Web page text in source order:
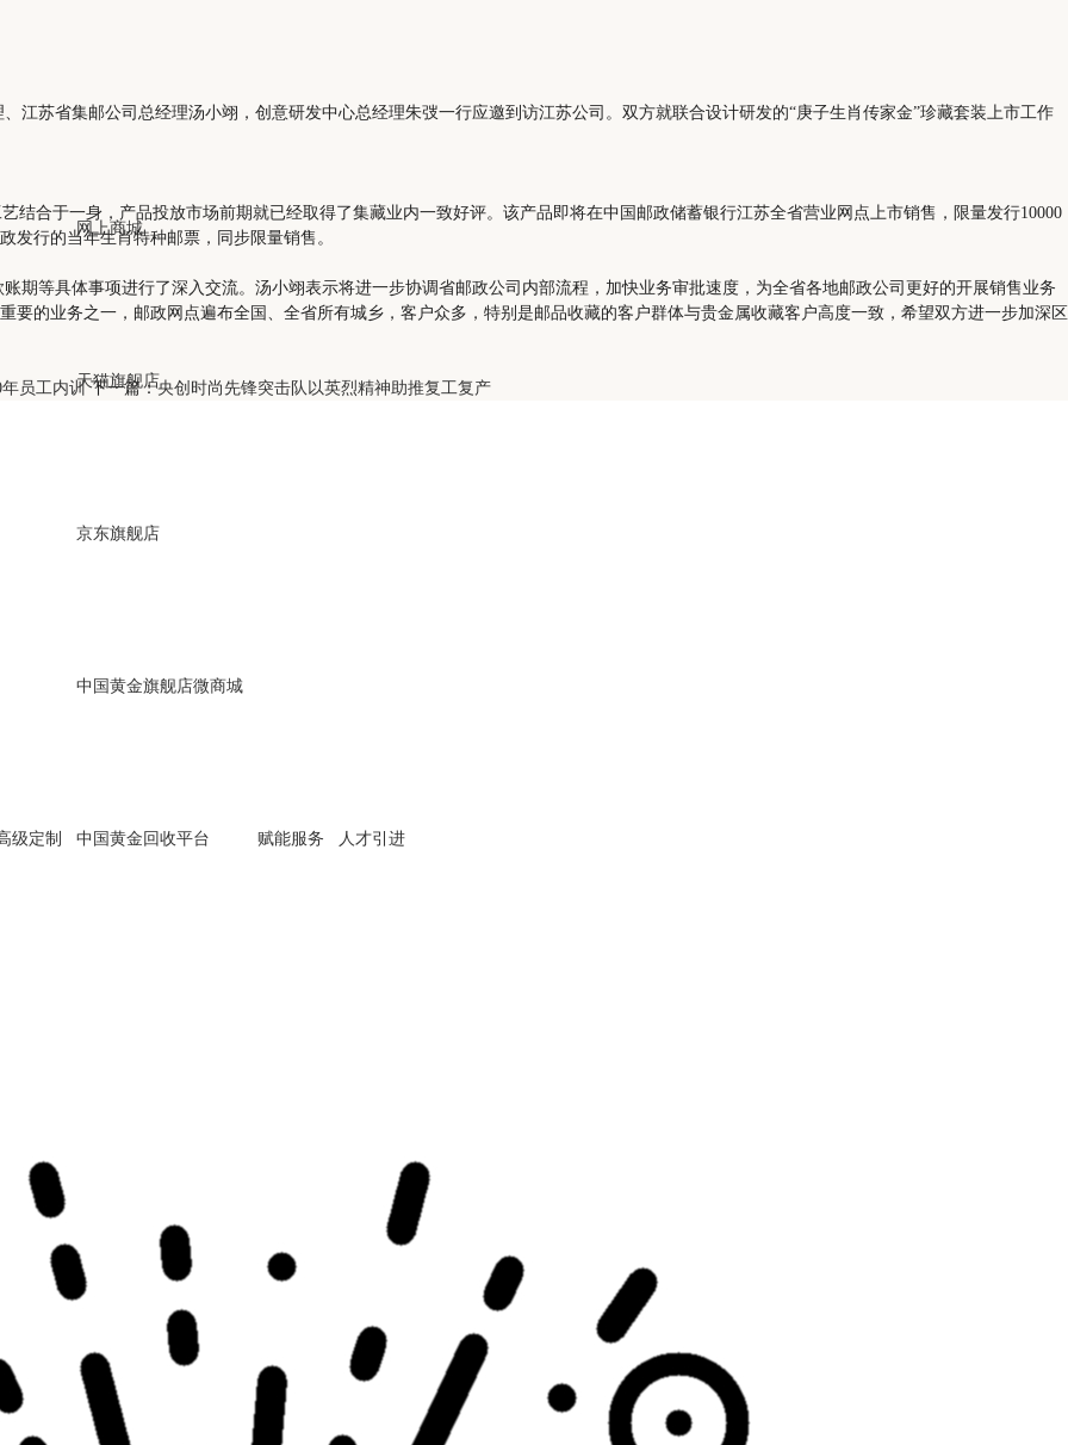
级定制
网上商城
天猫旗舰店
京东旗舰店
中国黄金旗舰店微商城
中国黄金回收平台 赋能服务 人才引进
省集邮公司总经理汤小翊，创意研发中心总经理朱弢一行应邀到访江苏公司。双方就联合设计研发的“庚子生肖传家金”珍藏套装上市工作
于一身，产品投放市场前期就已经取得了集藏业内一致好评。该产品即将在中国邮政储蓄银行江苏全省营业网点上市销售，限量发行10000
发行的当年生肖特种邮票，同步限量销售。
具体事项进行了深入交流。汤小翊表示将进一步协调省邮政公司内部流程，加快业务审批速度，为全省各地邮政公司更好的开展销售业务
的业务之一，邮政网点遍布全国、全省所有城乡，客户众多，特别是邮品收藏的客户群体与贵金属收藏客户高度一致，希望双方进一步加深区
员工内训 下一篇：央创时尚先锋突击队以英烈精神助推复工复产